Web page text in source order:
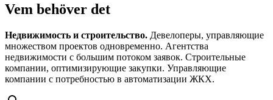
Vem behöver det
Недвижимость и строительство. Девелоперы, управляющие
множеством проектов одновременно. Агентства
недвижимости с большим потоком заявок. Строительные
компании, оптимизирующие закупки. Управляющие
компании с потребностью в автоматизации ЖКХ.